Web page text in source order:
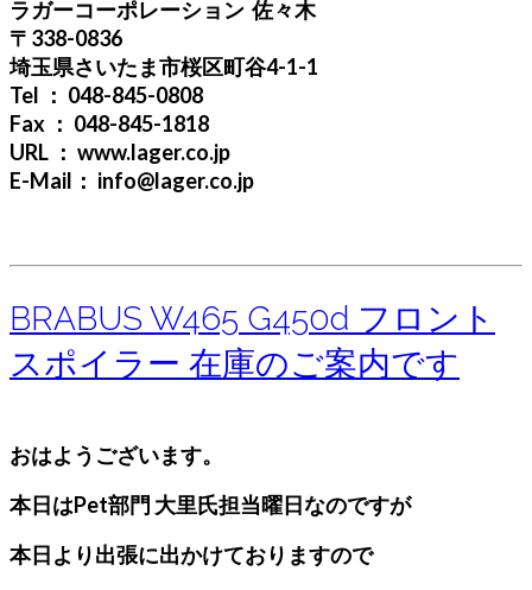
ラガーコーポレーション 佐々木
〒338-0836
埼玉県さいたま市桜区町谷4-1-1
Tel ： 048-845-0808
Fax ： 048-845-1818
URL ： www.lager.co.jp
E-Mail： info@lager.co.jp
BRABUS W465 G450d フロント
スポイラー 在庫のご案内です
おはようございます。
本日はPet部門 大里氏担当曜日なのですが
本日より出張に出かけておりますので